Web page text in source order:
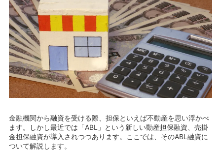
金融機関から融資を受ける際、担保といえば不動産を思い浮かべ
ます。しかし最近では「ABL」という新しい動産担保融資、売掛
金担保融資が導入されつつあります。ここでは、そのABL融資に
ついて解説します。